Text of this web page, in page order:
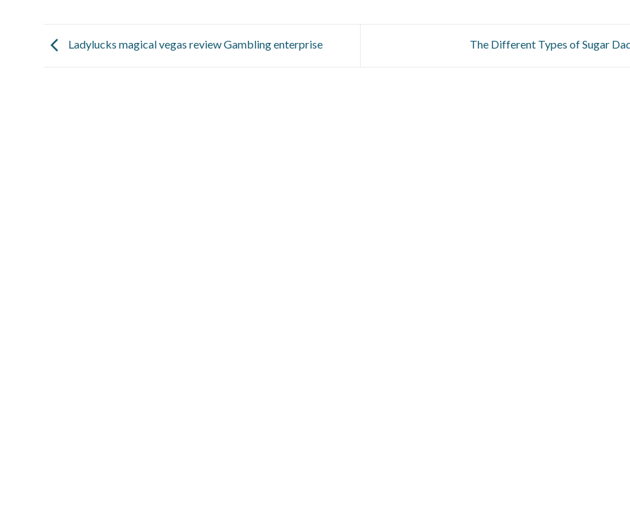
Ladylucks magical vegas review Gambling enterprise The Different Types of Sugar